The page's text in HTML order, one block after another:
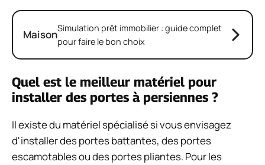
MaisonSimulation prêt immobilier : guide complet
pour faire le bon choix
Quel est le meilleur matériel pour
installer des portes à persiennes ?
Il existe du matériel spécialisé si vous envisagez
d'installer des portes battantes, des portes
escamotables ou des portes pliantes. Pour les